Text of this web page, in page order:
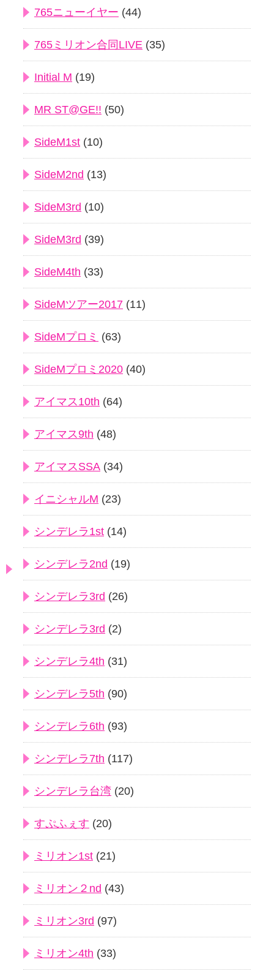
765ニューイヤー (44)
765ミリオン合同LIVE (35)
Initial M (19)
MR ST@GE!! (50)
SideM1st (10)
SideM2nd (13)
SideM3rd (10)
SideM3rd (39)
SideM4th (33)
SideMツアー2017 (11)
SideMプロミ (63)
SideMプロミ2020 (40)
アイマス10th (64)
アイマス9th (48)
アイマスSSA (34)
イニシャルM (23)
シンデレラ1st (14)
シンデレラ2nd (19)
シンデレラ3rd (26)
シンデレラ3rd (2)
シンデレラ4th (31)
シンデレラ5th (90)
シンデレラ6th (93)
シンデレラ7th (117)
シンデレラ台湾 (20)
すぷふぇす (20)
ミリオン1st (21)
ミリオン２nd (43)
ミリオン3rd (97)
ミリオン4th (33)